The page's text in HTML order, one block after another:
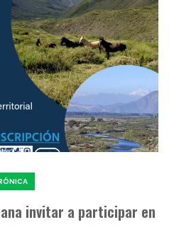
invitar a participar en